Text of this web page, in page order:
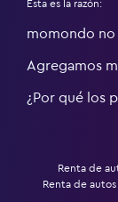
Esta es la razón:
momondo no
Agregamos
¿Por qué los
Renta de
Renta de autos